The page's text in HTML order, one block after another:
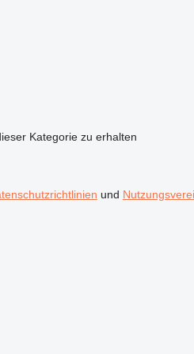
Kategorie zu erhalten
und